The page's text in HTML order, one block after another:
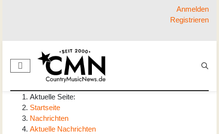
Anmelden
Registrieren
Aktuelle Seite:
Startseite
Nachrichten
Aktuelle Nachrichten